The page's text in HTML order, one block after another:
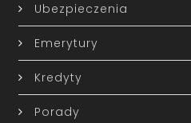
Ubezpieczenia
Emerytury
Kredyty
Porady